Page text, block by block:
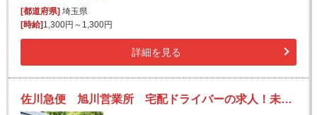
[都道府県] 埼玉県
[時給] 1,300円～1,300円
詳細を見る
佐川急便 旭川営業所 宅配ドライバーの求人！未経験歓迎！先輩たちがサポートします♪